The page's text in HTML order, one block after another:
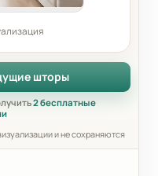
шторы
2 бесплатные
и не сохраняются